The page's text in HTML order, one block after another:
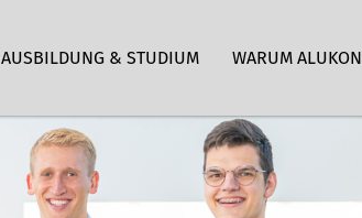
AUSBILDUNG & STUDIUM WARUM ALUKON